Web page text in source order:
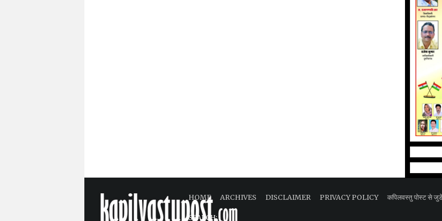
HOME ARCHIVES DISCLAIMER PRIVACY POLICY कपिलवस्तु पोस्ट से
SEARCH: